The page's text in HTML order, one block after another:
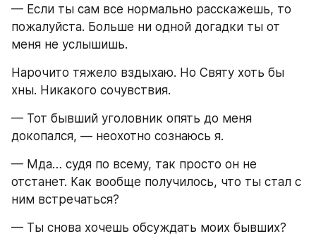
— Если ты сам все нормально расскажешь, то
пожалуйста. Больше ни одной догадки ты от
меня не услышишь.
Нарочито тяжело вздыхаю. Но Святу хоть бы
хны. Никакого сочувствия.
— Тот бывший уголовник опять до меня
докопался, — неохотно сознаюсь я.
— Мда… судя по всему, так просто он не
отстанет. Как вообще получилось, что ты стал с
ним встречаться?
— Ты снова хочешь обсуждать моих бывших?